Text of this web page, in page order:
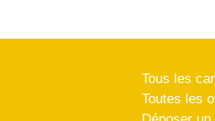
Tous les
Toutes les